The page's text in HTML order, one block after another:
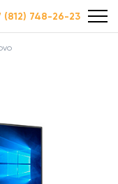
(812) 748-26-23